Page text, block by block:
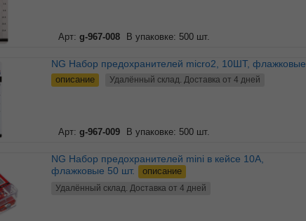
Арт: g-967-008 В упаковке: 500 шт.
NG Набор предохранителей micro2, 10ШТ, флажковые
описание Удалённый склад. Доставка от 4 дней
Арт: g-967-009 В упаковке: 500 шт.
NG Набор предохранителей mini в кейсе 10А,
флажковые 50 шт.
описание
Удалённый склад. Доставка от 4 дней